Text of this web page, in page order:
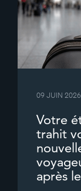
09 JUIN 2026
Votre
trahit
après